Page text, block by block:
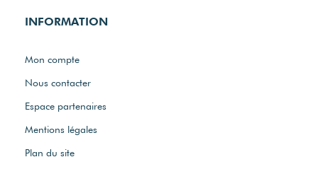
INFORMATION
Mon compte
Nous contacter
Espace partenaires
Mentions légales
Plan du site